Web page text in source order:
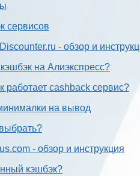
сервисов
- обзор и
на Алиэкспресс?
работает cashback сервис?
на вывод
- обзор и инструкция
кэшбэк?